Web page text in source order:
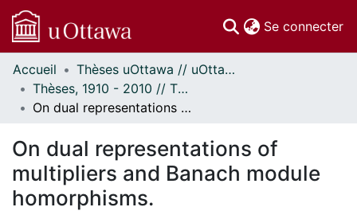
Se connecter
Communautés
et collections
Parcourir
À propos
Accueil
Thèses uOttawa // uOttawa Theses
Thèses, 1910 - 2010 // Theses, 1910 - 2010
On dual representations of multipliers and Banach module homorphisms.
On dual representations of
multipliers and Banach module
homorphisms.